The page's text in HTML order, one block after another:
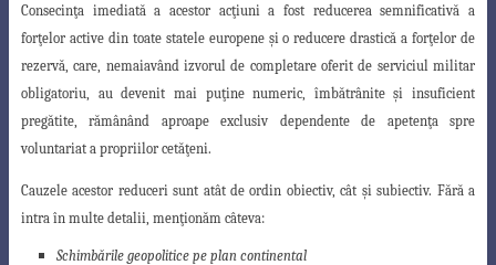
Consecinţa imediată a acestor acţiuni a fost reducerea semnificativă a
forţelor active din toate statele europene şi o reducere drastică a forţelor de
rezervă, care, nemaiavând izvorul de completare oferit de serviciul militar
obligatoriu, au devenit mai puţine numeric, îmbătrâniteşi insuficient
pregătite, rămânând aproape exclusiv dependente de apetenţa spre
voluntariat a propriilor cetăţeni.
Cauzele acestor reduceri sunt atât de ordin obiectiv, cât şi subiectiv. Fără a
intra în multe detalii, menţionăm câteva:
Schimbările geopolitice pe plan continental